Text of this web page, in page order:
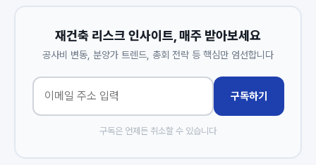
재건축 리스크 인사이트, 매주 받아보세요
공사비 변동, 분양가 트렌드, 총회 전략 등 핵심만 엄선합니다
구독하기
구독은 언제든 취소할 수 있습니다